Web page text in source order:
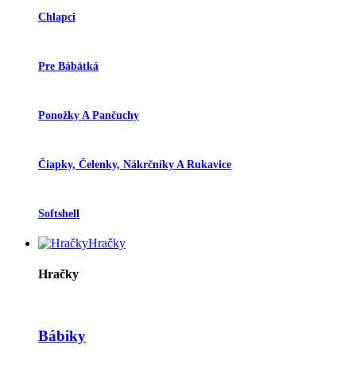
Chlapci
Pre Bábätká
Ponožky A Pančuchy
Čiapky, Čelenky, Nákrčníky A Rukavice
Softshell
Hračky
Hračky
Bábiky